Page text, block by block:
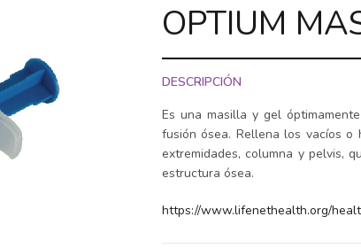
OPTIUM
DESCRIPCIÓN
Es una masilla y gel
fusión ósea. Rellena los vacíos o
extremidades, columna y pelvis,
estructura ósea.
https://www.lifenethealth.org/